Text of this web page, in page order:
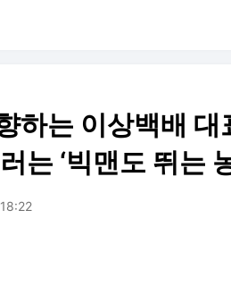
하는 이상백배
는 ‘빅맨도 뛰는